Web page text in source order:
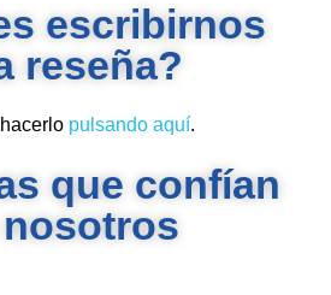
escribirnos
reseña?
pulsando aquí.
que confían